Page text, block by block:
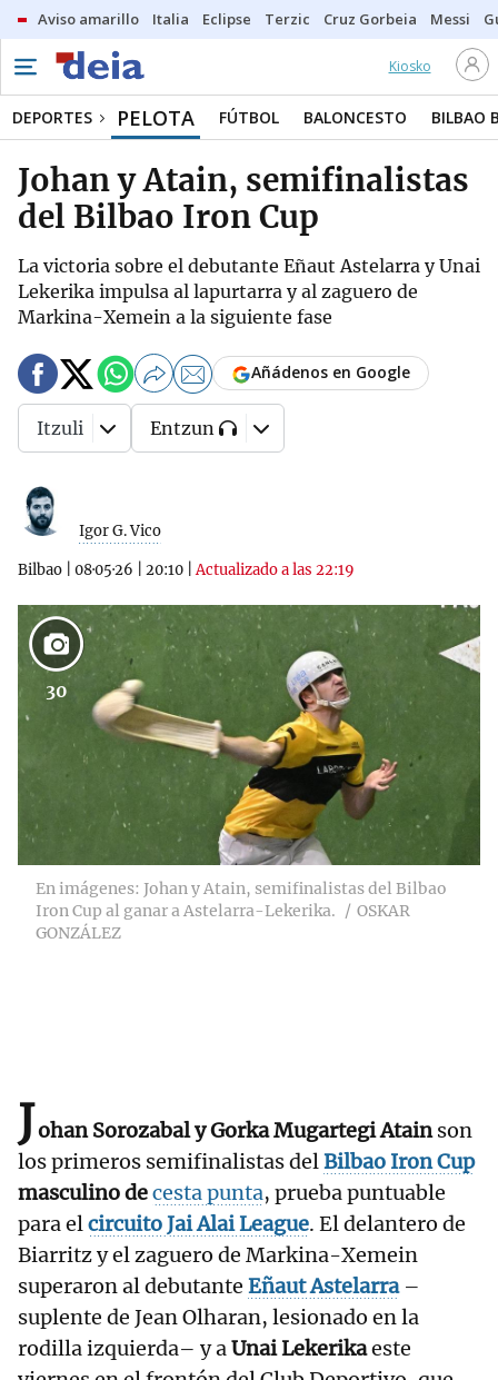
Aviso amarillo Italia Eclipse Terzic Cruz Gorbeia Messi
Kiosko
DEPORTES PELOTA FÚTBOL BALONCESTO BILBAO
Johan y Atain, semifinalistas
del Bilbao Iron Cup
La victoria sobre el debutante Eñaut Astelarra y Unai
Lekerika impulsa al lapurtarra y al zaguero de
Markina-Xemein a la siguiente fase
Igor G. Vico
Bilbao 08·05·26 20:10 |Actualizado a las 22:19
Añádenos en Google
Itzuli Entzun
30
En imágenes: Johan y Atain, semifinalistas del Bilbao
Iron Cup al ganar a Astelarra-Lekerika.
OSKAR
GONZÁLEZ
Johan Sorozabal y Gorka Mugartegi Atainson
los primeros semifinalistas delBilbao Iron Cup
masculino decesta punta, prueba puntuable
para elcircuitoJai Alai League. El delantero de
Biarritz y el zaguero de Markina-Xemein
superaron al debutante Eñaut Astelarra–
suplente de Jean Olharan, lesionado en la
rodilla izquierda– y aUnai Lekerikaeste